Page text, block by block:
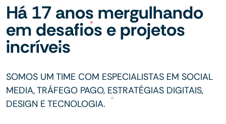
Há 17 anos mergulhando
em desafios e projetos
incríveis
SOMOS UM TIME COM ESPECIALISTAS EM SOCIAL
MEDIA, TRÁFEGO PAGO, ESTRATÉGIAS DIGITAIS,
DESIGN E TECNOLOGIA.